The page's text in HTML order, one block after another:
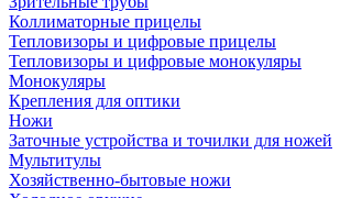
Коллиматорные прицелы
Тепловизоры и цифровые прицелы
Тепловизоры и цифровые монокуляры
Монокуляры
Крепления для оптики
Ножи
Заточные устройства и точилки для ножей
Мультитулы
Хозяйственно-бытовые ножи